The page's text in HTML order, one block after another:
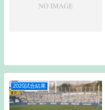
2020試合結果